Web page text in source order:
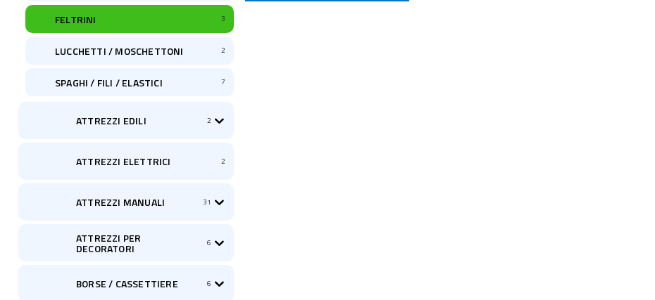
FELTRINI 3
LUCCHETTI / MOSCHETTONI 2
SPAGHI / FILI / ELASTICI 7
ATTREZZI EDILI 2
ATTREZZI ELETTRICI 2
ATTREZZI MANUALI 31
ATTREZZI PER
DECORATORI 6
BORSE / CASSETTIERE 6